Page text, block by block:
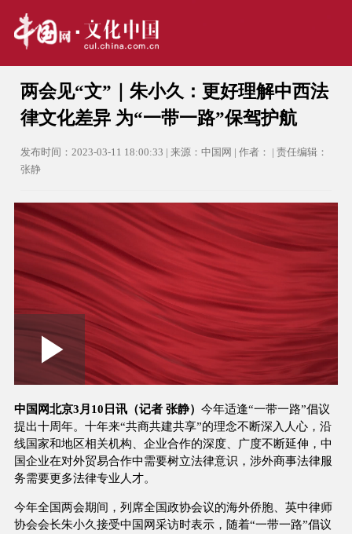
两会见“文”｜朱小久：更好理解中西法
律文化差异 为“一带一路”保驾护航
发布时间：2023-03-11 18:00:33 | 来源：中国网 | 作者： | 责任编辑：
张静
Play
Video
Picture-
Picture
中国网北京3月10日讯（记者 张静） 今年适逢“一带一路”倡议
提出十周年。十年来“共商共建共享”的理念不断深入人心，沿
线国家和地区相关机构、企业合作的深度、广度不断延伸，中
国企业在对外贸易合作中需要树立法律意识，涉外商事法律服
务需要更多法律专业人才。
今年全国两会期间，列席全国政协会议的海外侨胞、英中律师
协会会长朱小久接受中国网采访时表示，随着“一带一路”倡议